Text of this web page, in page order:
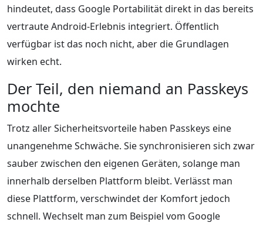
hindeutet, dass Google Portabilität direkt in das bereits
vertraute Android-Erlebnis integriert. Öffentlich
verfügbar ist das noch nicht, aber die Grundlagen
wirken echt.
Der Teil, den niemand an Passkeys
mochte
Trotz aller Sicherheitsvorteile haben Passkeys eine
unangenehme Schwäche. Sie synchronisieren sich zwar
sauber zwischen den eigenen Geräten, solange man
innerhalb derselben Plattform bleibt. Verlässt man
diese Plattform, verschwindet der Komfort jedoch
schnell. Wechselt man zum Beispiel vom Google